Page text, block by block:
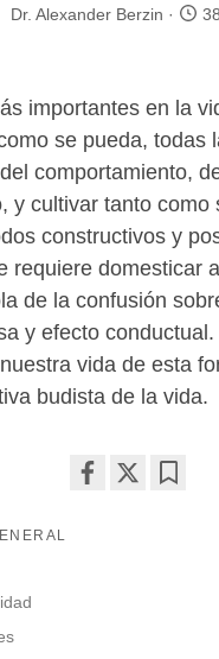
Dr. Alexander Berzin
importantes en la
se pueda, todas
comportamiento,
y cultivar tanto como
constructivos y
requiere domesticar
de la confusión
y efecto
vida de esta
budista de la vida.